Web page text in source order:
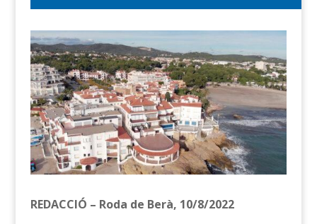
REDACCIÓ – Roda de Berà, 10/8/2022